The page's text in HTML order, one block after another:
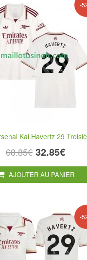
-
Kai Havertz 29
68.85€ 32.85€
AJOUTER AU PANIER
-